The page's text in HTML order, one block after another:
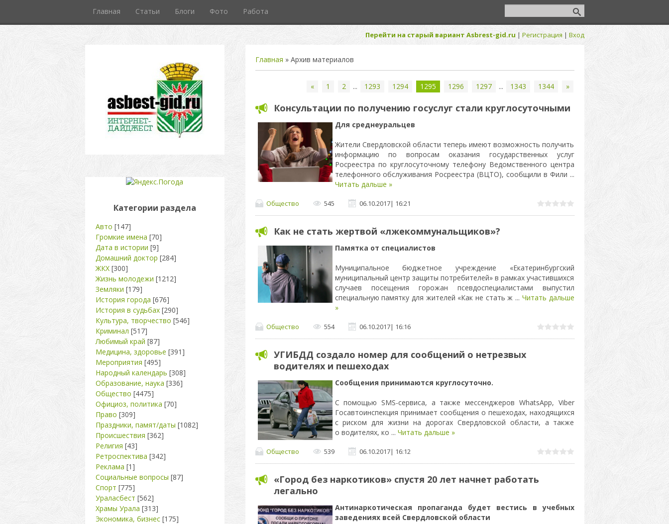
Главная Статьи Блоги Фото Работа
Перейти на старый вариант Asbrest-gid.ru | Регистрация | Вход
Главная » Архив материалов
« 1 2 ... 1293 1294 1295 1296 1297 ... 1343 1344 »
Консультации по получению госуслуг стали круглосуточными
Для среднеуральцев
Жители Свердловской области теперь имеют возможность получить
информацию по вопросам оказания государственных услуг
Росреестра по круглосуточному телефону Ведомственного центра
телефонного обслуживания Росреестра (ВЦТО), сообщили в Фили ...
Читать дальше »
Общество 545 06.10.2017| 16:21
Как не стать жертвой «лжекоммунальщиков»?
Памятка от специалистов
Муниципальное бюджетное учреждение «Екатеринбургский
муниципальный центр защиты потребителей» в рамках участившихся
случаев посещения горожан псевдоспециалистами выпустил
специальную памятку для жителей «Как не стать ж ... Читать дальше
»
Общество 554 06.10.2017| 16:16
УГИБДД создало номер для сообщений о нетрезвых
водителях и пешеходах
Сообщения принимаются круглосуточно.
С помощью SMS-сервиса, а также мессенджеров WhatsApp, Viber
Госавтоинспекция принимает сообщения о пешеходах, находящихся
с риском для жизни на дорогах Свердловской области, а также
о водителях, ко ... Читать дальше »
Общество 539 06.10.2017| 16:12
«Город без наркотиков» спустя 20 лет начнет работать
легально
Антинаркотическая пропаганда будет вестись в учебных
заведениях всей Свердловской области
Категории раздела
Авто [147]
Громкие имена [70]
Дата в истории [9]
Домашний доктор [284]
ЖКХ [300]
Жизнь молодежи [1212]
Земляки [179]
История города [676]
История в судьбах [290]
Культура, творчество [546]
Криминал [517]
Любимый край [87]
Медицина, здоровье [391]
Мероприятия [495]
Народный календарь [308]
Образование, наука [336]
Общество [4475]
Официоз, политика [70]
Право [309]
Праздники, памят/даты [1082]
Происшествия [362]
Религия [43]
Ретроспектива [342]
Реклама [1]
Социальные вопросы [87]
Спорт [775]
Ураласбест [562]
Храмы Урала [313]
Экономика, бизнес [175]